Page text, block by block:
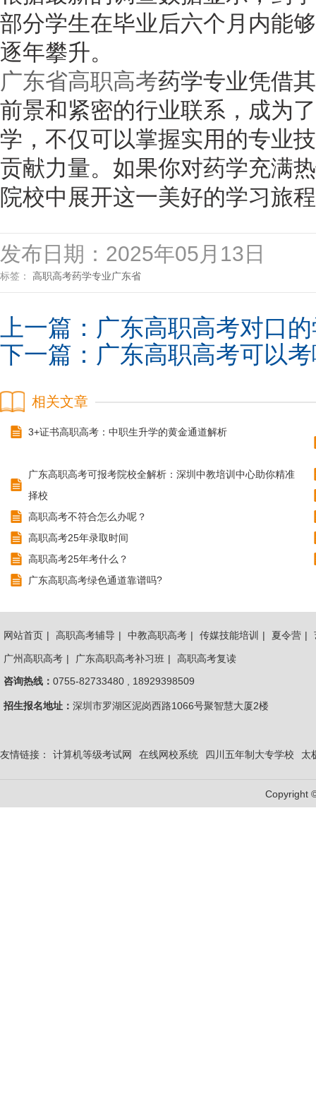
部分学生在毕业后六个月内能
逐年攀升。
广东省高职高考药学专业凭借
前景和紧密的行业联系，成为
学，不仅可以掌握实用的专业
贡献力量。如果你对药学充满
院校中展开这一美好的学习旅
发布日期：2025年05月13日
标签： 高职高考药学专业广东省
上一篇： 广东高职高考对口
下一篇： 广东高职高考可以
相关文章
3+证书高职高考：中职生升学的黄金通道解析
广东高职高考可报考院校全解析：深圳中教培训中心助你精准
择校
高职高考不符合怎么办呢？
高职高考25年录取时间
高职高考25年考什么？
广东高职高考绿色通道靠谱吗?
网站首页 | 高职高考辅导 | 中教高职高考 | 传媒技能培训 | 夏令营 |
广州高职高考 | 广东高职高考补习班 |
高职高考复读
咨询热线： 0755-82733480 , 18929398509
招生报名地址： 深圳市罗湖区泥岗西路1066号聚智慧大厦2楼
友情链接： 计算机等级考试网 在线网校系统 四川五年制大专学校 太
Copyright